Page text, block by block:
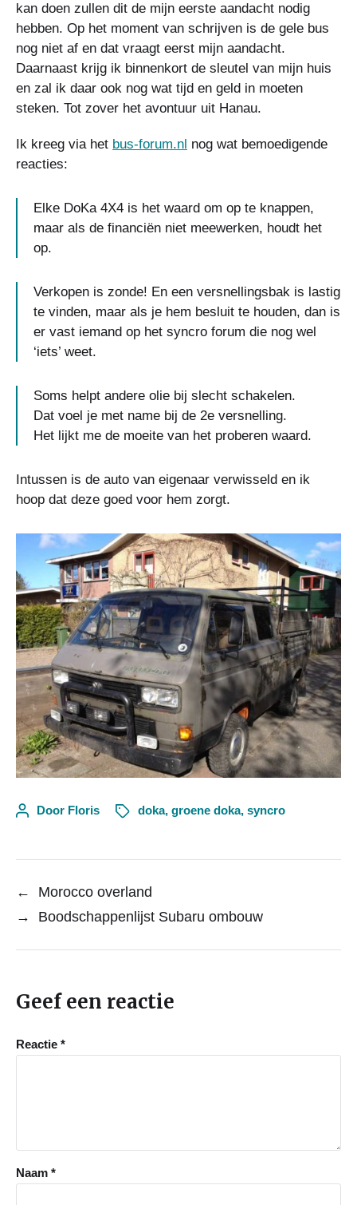
kan doen zullen dit de mijn eerste aandacht nodig
hebben. Op het moment van schrijven is de gele bus
nog niet af en dat vraagt eerst mijn aandacht.
Daarnaast krijg ik binnenkort de sleutel van mijn huis
en zal ik daar ook nog wat tijd en geld in moeten
steken. Tot zover het avontuur uit Hanau.
Ik kreeg via het bus-forum.nl nog wat bemoedigende
reacties:
Elke DoKa 4X4 is het waard om op te knappen,
maar als de financiën niet meewerken, houdt het
op.
Verkopen is zonde! En een versnellingsbak is lastig
te vinden, maar als je hem besluit te houden, dan is
er vast iemand op het syncro forum die nog wel
‘iets’ weet.
Soms helpt andere olie bij slecht schakelen.
Dat voel je met name bij de 2e versnelling.
Het lijkt me de moeite van het proberen waard.
Intussen is de auto van eigenaar verwisseld en ik
hoop dat deze goed voor hem zorgt.
Door Floris doka, groene doka, syncro
←
Morocco overland
→
Boodschappenlijst Subaru ombouw
Geef een reactie
Reactie *
Naam *